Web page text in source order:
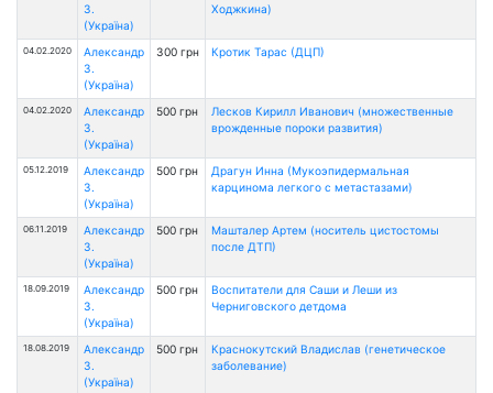
З.
(Україна)
Ходжкина)
04.02.2020
Александр
З.
(Україна)
300 грн Кротик Тарас (ДЦП)
04.02.2020
Александр
З.
(Україна)
500 грн
Лесков Кирилл Иванович (множественные
врожденные пороки развития)
05.12.2019
Александр
З.
(Україна)
500 грн
Драгун Инна (Мукоэпидермальная
карцинома легкого с метастазами)
06.11.2019
Александр
З.
(Україна)
500 грн
Машталер Артем (носитель цистостомы
после ДТП)
18.09.2019
Александр
З.
(Україна)
500 грн
Воспитатели для Саши и Леши из
Черниговского детдома
18.08.2019
Александр
З.
(Україна)
500 грн
Краснокутский Владислав (генетическое
заболевание)